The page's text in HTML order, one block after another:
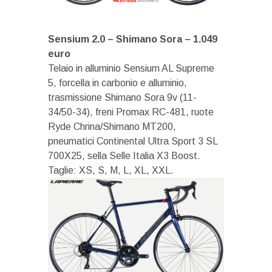
Sensium 2.0 – Shimano Sora – 1.049
euro
Telaio in alluminio Sensium AL Supreme
5, forcella in carbonio e alluminio,
trasmissione Shimano Sora 9v (11-
34/50-34), freni Promax RC-481, ruote
Ryde Chrina/Shimano MT200,
pneumatici Continental Ultra Sport 3 SL
700X25, sella Selle Italia X3 Boost.
Taglie: XS, S, M, L, XL, XXL.